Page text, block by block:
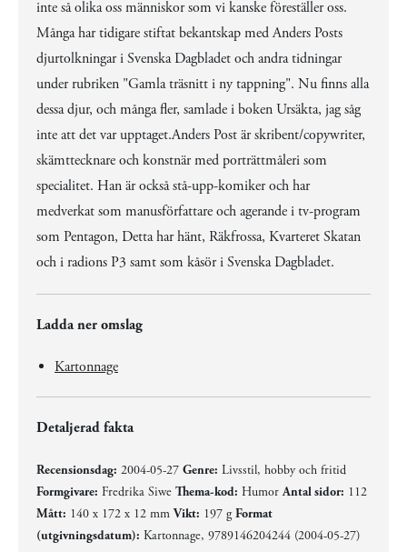
inte så olika oss människor som vi kanske föreställer oss.
Många har tidigare stiftat bekantskap med Anders Posts
djurtolkningar i Svenska Dagbladet och andra tidningar
under rubriken "Gamla träsnitt i ny tappning". Nu finns alla
dessa djur, och många fler, samlade i boken Ursäkta, jag såg
inte att det var upptaget.Anders Post är skribent/copywriter,
skämttecknare och konstnär med porträttmåleri som
specialitet. Han är också stå-upp-komiker och har
medverkat som manusförfattare och agerande i tv-program
som Pentagon, Detta har hänt, Räkfrossa, Kvarteret Skatan
och i radions P3 samt som kåsör i Svenska Dagbladet.
Ladda ner omslag
Kartonnage
Detaljerad fakta
Recensionsdag: 2004-05-27 Genre: Livsstil, hobby och fritid
Formgivare: Fredrika Siwe Thema-kod: HumorAntal sidor: 112
Mått: 140 x 172 x 12 mmVikt: 197 gFormat
(utgivningsdatum): Kartonnage, 9789146204244 (2004-05-27)